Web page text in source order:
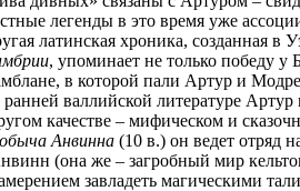
легенды в это время уже
латинская хроника, созданная в
, упоминает не только победу у
в которой пали Артур и
валлийской литературе Артур
качестве – мифическом и
Анвинна (10 в.) он ведет отряд
(она же – загробный мир
завладеть магическими